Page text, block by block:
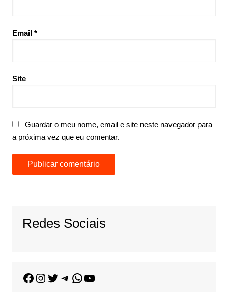
Email *
Site
Guardar o meu nome, email e site neste navegador para
a próxima vez que eu comentar.
Redes Sociais